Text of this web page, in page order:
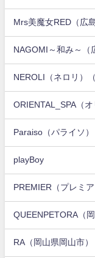
Mrs美魔女RED（広
NAGOMI～和み～（
NEROLI（ネロリ）
ORIENTAL_SPA（
Paraiso（パライソ）
playBoy
PREMIER（プレミア
QUEENPETORA（
RA（岡山県岡山市）